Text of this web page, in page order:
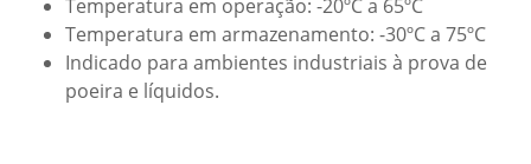
Temperatura em operação: -20ºC a 65ºC
Temperatura em armazenamento: -30ºC a 75ºC
Indicado para ambientes industriais à prova de
poeira e líquidos.